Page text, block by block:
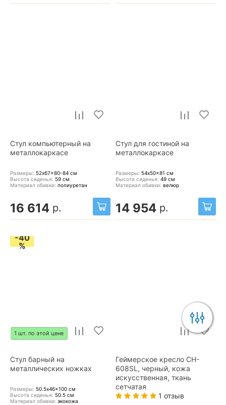
Стул компьютерный на
металлокаркасе
Размеры: 52x67x80-84 см
Высота сиденья: 59 см
Материал обивки: полиуретан
16 614 р.
Стул для гостиной на
металлокаркасе
Размеры: 54x50x81 см
Высота сиденья: 49 см
Материал обивки: велюр
14 954 р.
-40
%
1 шт. по этой цене
Стул барный на
металлических ножках
Размеры: 50.5x46x100 см
Высота сиденья: 50.5 см
Материал обивки: экокожа
Геймерское кресло CH-
608SL, черный, кожа
искусственная, ткань
сетчатая
1 отзыв